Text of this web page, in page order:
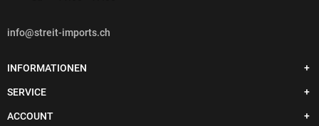
info@streit-imports.ch
INFORMATIONEN
SERVICE
ACCOUNT